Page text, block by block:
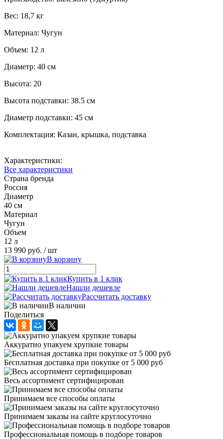
Вес: 18,7 кг
Материал: Чугун
Объем: 12 л
Диаметр: 40 см
Высота: 20
Высота подставки: 38.5 см
Диаметр подставки: 45 см
Комплектация: Казан, крышка, подставка
Характеристики:
Все характеристики
Страна бренда
Россия
Диаметр
40 см
Материал
Чугун
Объем
12 л
13 990 руб. / шт
В корзину
Купить в 1 клик
Нашли дешевле
Рассчитать доставку
В наличии
Поделиться
Аккуратно упакуем хрупкие товары
Бесплатная доставка при покупке от 5 000 руб
Весь ассортимент сертифицирован
Принимаем все способы оплаты
Принимаем заказы на сайте круглосуточно
Профессиональная помощь в подборе товаров